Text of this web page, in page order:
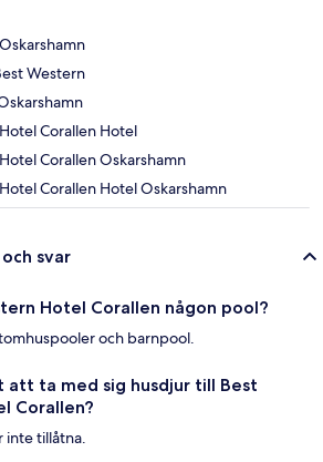
Western
Corallen Hotel
Corallen Oskarshamn
Corallen Hotel Oskarshamn
svar
Hotel Corallen någon pool?
och barnpool.
ta med sig husdjur till Best
Corallen?
inte tillåtna.